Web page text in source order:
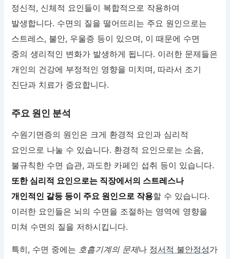
정신적, 신체적 요인들이 복합적으로 작용하여
발생합니다. 수면의 질을 떨어뜨리는 주요 원인으로는
스트레스, 불안, 우울증 등이 있으며, 이 때문에 수면
중의 생리적인 변화가 발생하게 됩니다. 이러한 문제들은
개인의 건강에 부정적인 영향을 미치며, 따라서 조기
진단과 치료가 중요합니다.
주요 원인 분석
수원기면증의 원인은 크게 환경적 요인과 심리적
요인으로 나눌 수 있습니다. 환경적 요인으로는 소음,
불규칙한 수면 습관, 과도한 카페인 섭취 등이 있습니다.
또한 심리적 요인으로는 직장에서의 스트레스나
개인적인 갈등 등이 주요 원인으로 작용할 수 있습니다.
이러한 요인들은 뇌의 수면을 조절하는 영역에 영향을
미쳐 수면의 질을 저하시킵니다.
특히, 수면 중에는 호흡기계의 문제나 정서적 불안정성가